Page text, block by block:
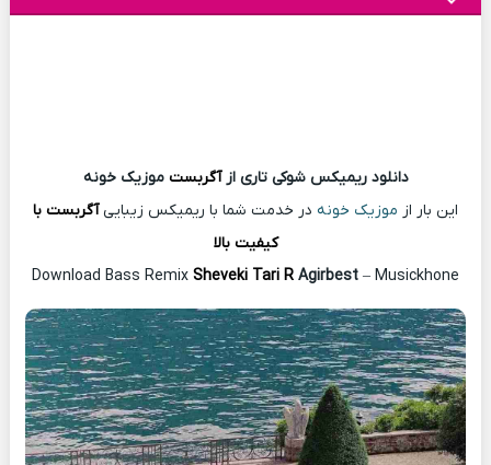
دانلود ریمیکس شوکی تاری ازآگربست موزیک خونه
این بار از موزیک خونه در خدمت شما با ریمیکس زیباییآگربست با
کیفیت بالا
Download Bass Remix Sheveki Tari R Agirbest – Musickhone